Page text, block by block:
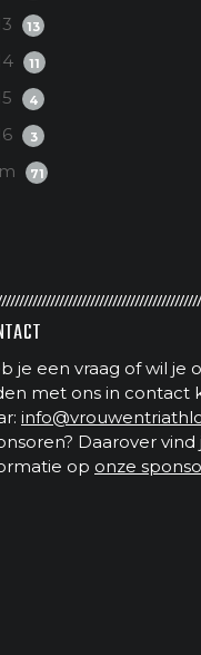
13
11
4
3
71
je een vraag of wil je
met ons in contact
Daarover
op onze